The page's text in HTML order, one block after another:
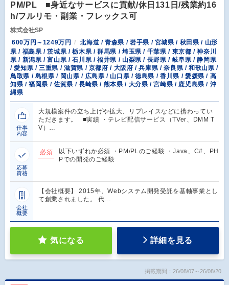
PM/PL ■身近なサービスに貢献/休日131日/残業約16
h/フルリモ・副業・フレックス可
株式会社SP
600万円～1249万円
北海道 / 青森県 / 岩手県 / 宮城県 / 秋田県 / 山形
県 / 福島県 / 茨城県 / 栃木県 / 群馬県 / 埼玉県 / 千葉県 / 東京都 / 神奈川
県 / 新潟県 / 富山県 / 石川県 / 福井県 / 山梨県 / 長野県 / 岐阜県 / 静岡県
/ 愛知県 / 三重県 / 滋賀県 / 京都府 / 大阪府 / 兵庫県 / 奈良県 / 和歌山県 /
鳥取県 / 島根県 / 岡山県 / 広島県 / 山口県 / 徳島県 / 香川県 / 愛媛県 / 高
知県 / 福岡県 / 佐賀県 / 長崎県 / 熊本県 / 大分県 / 宮崎県 / 鹿児島県 / 沖
縄県
仕事
内容
大規模案件の立ち上げや拡大、リプレイスなどに携わってい
ただきます。 ■実績 ・テレビ配信サービス（TVer、DMM T
V）…
応募
資格
必須
以下いずれか必須 ・PM/PLのご経験 ・Java、C#、PH
Pでの開発のご経験
会社
概要
【会社概要】 2015年、Webシステム開発受託を基軸事業とし
て創業されました。 代…
気になる 詳細を見る
掲載期間：26/08/07～26/08/20